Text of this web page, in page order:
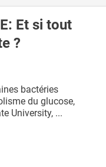
Et si tout
?
bactéries
du glucose,
University, ...